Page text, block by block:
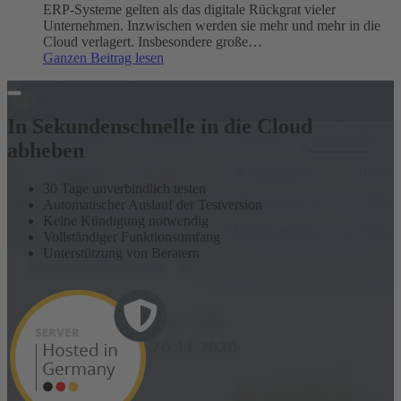
ERP-Systeme gelten als das digitale Rückgrat vieler
Unternehmen. Inzwischen werden sie mehr und mehr in die
Cloud verlagert. Insbesondere große…
Ganzen Beitrag lesen
Cloud-
ERP-
deutsche
Mittelstandsunternehmen
In Sekundenschnelle in die Cloud
abheben
30 Tage unverbindlich testen
Automatischer Auslauf der Testversion
Keine Kündigung notwendig
Vollständiger Funktionsumfang
Unterstützung von Beratern